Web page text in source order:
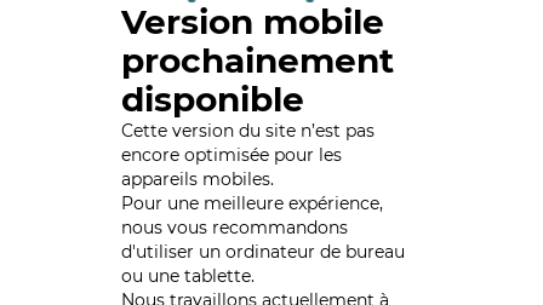
Version mobile
prochainement
disponible
Cette version du site n’est pas
encore optimisée pour les
appareils mobiles.
Pour une meilleure expérience,
nous vous recommandons
d'utiliser un ordinateur de bureau
ou une tablette.
Nous travaillons actuellement à